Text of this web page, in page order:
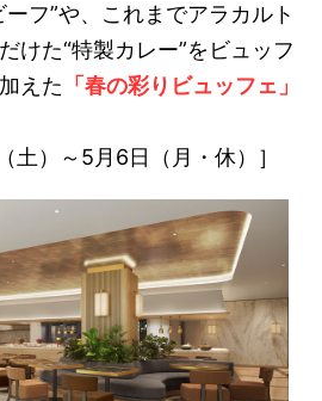
フ”や、これまでアラカルト
けた“特製カレー”をビュッフ
えた 「春の彩りビュッフェ」
土）～5月6日（月・休）］